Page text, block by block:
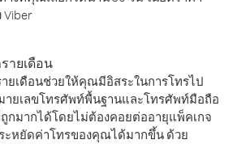
ายเดือน
ยเดือนช่วยให้คุณมีอิสระในการโทรไป
ายเลขโทรศัพท์พื้นฐานและโทรศัพท์มือถือ
กมากได้โดยไม่ต้องคอยต่ออายุแพ็คเกจ
ะหยัดค่าโทรของคุณได้มากขึ้น ด้วย